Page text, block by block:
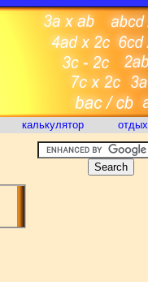
калькулятор отдых